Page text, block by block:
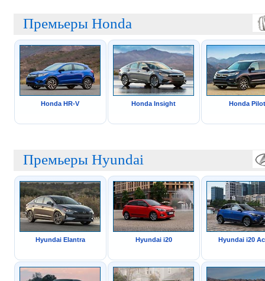
Премьеры Honda
Honda HR-V Honda Insight Honda Pilot
Премьеры Hyundai
Hyundai Elantra Hyundai i20 Hyundai i20